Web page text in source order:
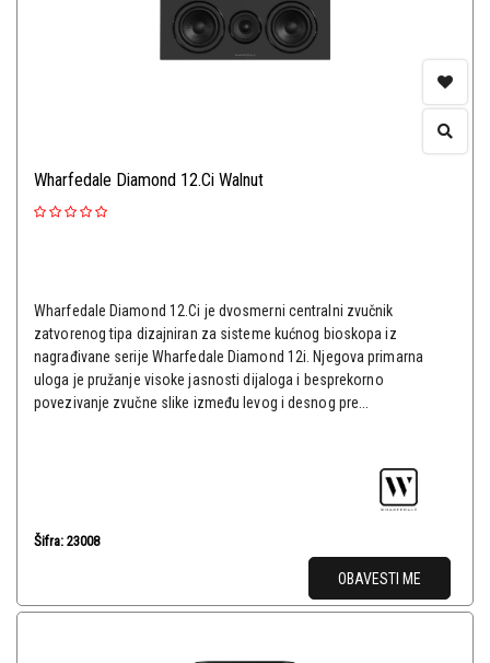
Wharfedale Diamond 12.Ci Walnut
Wharfedale Diamond 12.Ci je dvosmerni centralni zvučnik
zatvorenog tipa dizajniran za sisteme kućnog bioskopa iz
nagrađivane serije Wharfedale Diamond 12i. Njegova primarna
uloga je pružanje visoke jasnosti dijaloga i besprekorno
povezivanje zvučne slike između levog i desnog pre...
Šifra: 23008
OBAVESTI ME